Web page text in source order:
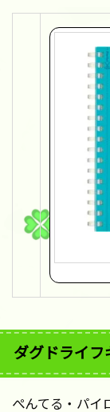
ダグドライフ
ぺんてる・パイ